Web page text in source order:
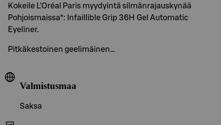
Kokeile L'Oréal Paris myydyintä silmänrajauskynää
Pohjoismaissa*: Infaillible Grip 36H Gel Automatic
Eyeliner.
Pitkäkestoinen geelimäinen…
Valmistusmaa
Saksa